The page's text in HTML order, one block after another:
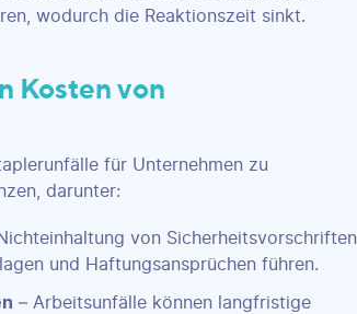
wodurch die Reaktionszeit sinkt.
Kosten von
für Unternehmen zu
darunter:
von Sicherheitsvorschriften
und Haftungsansprüchen führen.
– Arbeitsunfälle können langfristige